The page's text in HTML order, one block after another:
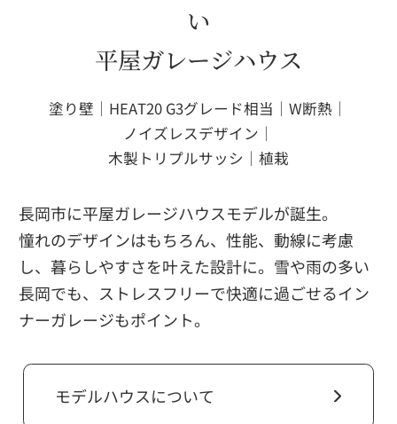
い
平屋ガレージハウス
塗り壁｜HEAT20 G3グレード相当｜W断熱｜
ノイズレスデザイン｜
木製トリプルサッシ｜植栽
長岡市に平屋ガレージハウスモデルが誕生。
憧れのデザインはもちろん、性能、動線に考慮
し、暮らしやすさを叶えた設計に。雪や雨の多い
長岡でも、ストレスフリーで快適に過ごせるイン
ナーガレージもポイント。
モデルハウスについて